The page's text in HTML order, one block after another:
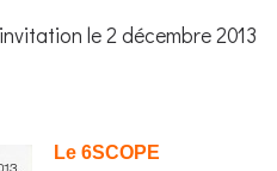
le 2 décembre 2013
Le 6SCOPE